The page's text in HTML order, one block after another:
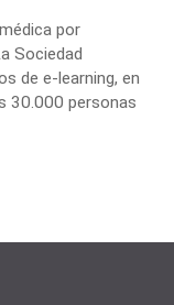
por
Sociedad
de e-learning, en
30.000 personas